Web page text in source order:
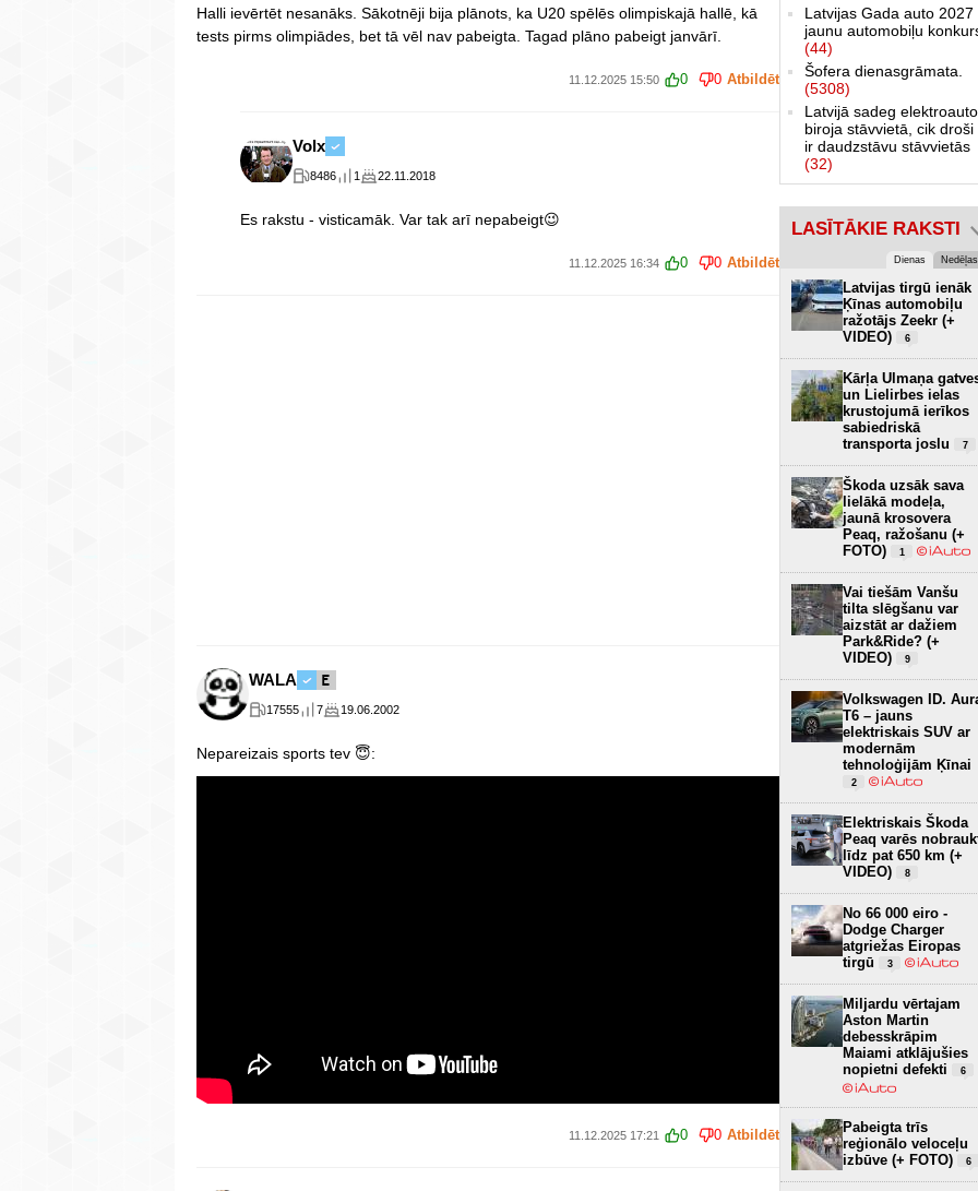
Halli ievērtēt nesanāks. Sākotnēji bija plānots, ka U20 spēlēs olimpiskajā hallē, kā
tests pirms olimpiādes, bet tā vēl nav pabeigta. Tagad plāno pabeigt janvārī.
11.12.2025 15:50 0 0 Atbildēt
Volx
8486 1 22.11.2018
Es rakstu - visticamāk. Var tak arī nepabeigt😉
11.12.2025 16:34 0 0 Atbildēt
WALA
17555 7 19.06.2002
Nepareizais sports tev 😇:
11.12.2025 17:21 0 0 Atbildēt
Latvijas Gada auto 2027
jaunu automobiļu
(44)
Šofera dienasgrāmata.
(5308)
Latvijā sadeg elektroauto
biroja stāvvietā, cik droši
ir daudzstāvu stāvvietās
(32)
LASĪTĀKIE RAKSTI
Dienas Nedēļas
Latvijas tirgū ienāk
Ķīnas automobiļu
ražotājs Zeekr (+
VIDEO)
6
Kārļa Ulmaņa
un Lielirbes ielas
krustojumā ierīkos
sabiedriskā
transporta joslu
7
Škoda uzsāk sava
lielākā modeļa,
jaunā krosovera
Peaq, ražošanu (+
FOTO)
1
Vai tiešām Vanšu
tilta slēgšanu var
aizstāt ar dažiem
Park&Ride? (+
VIDEO)
9
Volkswagen ID.
T6 – jauns
elektriskais SUV ar
modernām
tehnoloģijām Ķīnai
2
Elektriskais Škoda
Peaq varēs
līdz pat 650 km (+
VIDEO)
8
No 66 000 eiro -
Dodge Charger
atgriežas Eiropas
tirgū
3
Miljardu vērtajam
Aston Martin
debesskrāpim
Maiami atklājušies
nopietni defekti
6
Pabeigta trīs
reģionālo veloceļu
izbūve (+ FOTO)
6